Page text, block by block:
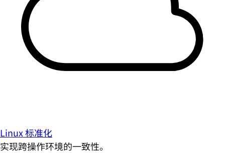
Linux 标准化
实现跨操作环境的一致性。